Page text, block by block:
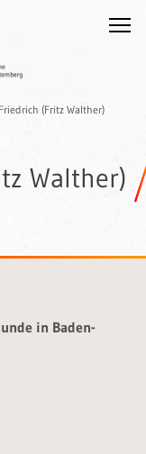
(Fritz Walther)
Walther)
in Baden-